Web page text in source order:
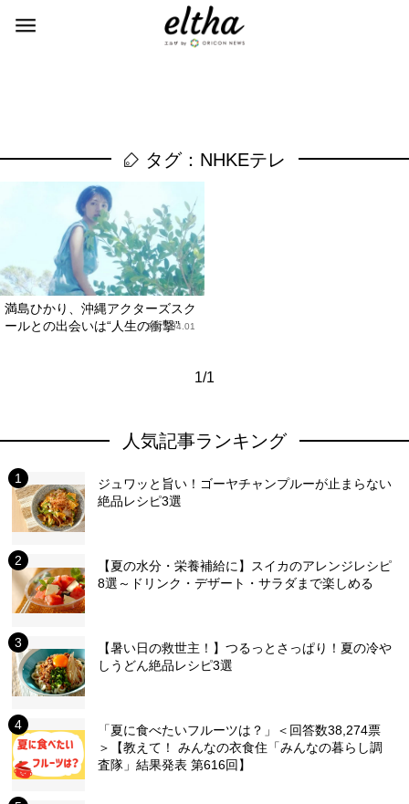
タグ：NHKEテレ
満島ひかり、沖縄アクターズスク
ールとの出会いは“人生の衝撃”
2023.04.01
1/1
人気記事ランキング
ジュワッと旨い！ゴーヤチャンプルーが止まらない
絶品レシピ3選
【夏の水分・栄養補給に】スイカのアレンジレシピ
8選～ドリンク・デザート・サラダまで楽しめる
【暑い日の救世主！】つるっとさっぱり！夏の冷や
しうどん絶品レシピ3選
「夏に食べたいフルーツは？」＜回答数38,274票
＞【教えて！ みんなの衣食住「みんなの暮らし調
査隊」結果発表 第616回】